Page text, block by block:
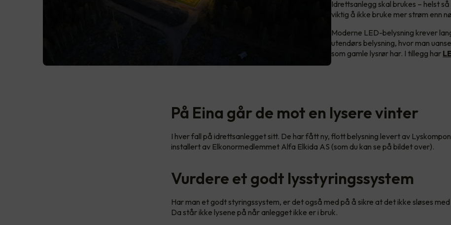
Idrettsanlegg skal brukes – helst
viktig å ikke bruke mer strøm enn
Moderne LED-belysning krever
utendørs belysning, hvor man
som gamle lysrør har. I tillegg har
På Eina går de mot en lysere vinter
I hver fall på idrettsanlegget sitt. De har fått ny, flott belysning levert av
installert av Elkonormedlemmet Alfa Elkida AS (som du kan se på bildet over).
Vurdere et godt lysstyringssystem
Har man et godt styringssystem, er det også med på å sikre at det ikke sløses
Da står ikke lysene på når anlegget ikke er i bruk.